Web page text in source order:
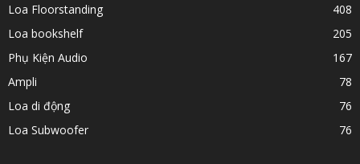
Loa Floorstanding
408
Loa bookshelf
205
Phụ Kiện Audio
167
Ampli
78
Loa di động
76
Loa Subwoofer
76